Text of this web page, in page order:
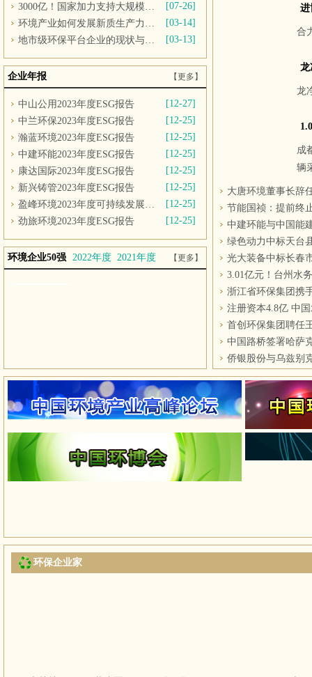
3000亿！国家加力支持大规模设备更新和消费品以旧换新
[07-26]
环境产业如何发展新质生产力？业界人士这样看
[03-14]
地市级环保平台企业的现状与发展
[03-13]
企业年报 【更多】
中山公用2023年度ESG报告
[12-27]
中兰环保2023年度ESG报告
[12-25]
瀚蓝环境2023年度ESG报告
[12-25]
中建环能2023年度ESG报告
[12-25]
康达国际2023年度ESG报告
[12-25]
新兴铸管2023年度ESG报告
[12-25]
盈峰环境2023年度可持续发展报告
[12-25]
劲旅环境2023年度ESG报告
[12-25]
环境企业50强 2022年度 2021年度 【更多】
网
合
龙
成
辆
大唐环境董事长辞
3.01亿元！台州水
浙江省环保集团携
注册资本4.8亿 中
首创环保集团聘任
环保企业家